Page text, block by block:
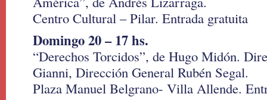
Centro Cultural – Pilar. Entrada gratuita
Domingo 20 – 17 hs.
“Derechos Torcidos”, de Hugo Midón.
Gianni, Dirección General Rubén Segal.
Plaza Manuel Belgrano- Villa Allende.